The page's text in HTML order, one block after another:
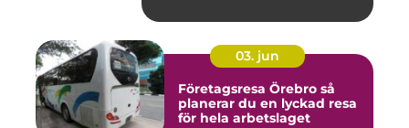
03. jun
Företagsresa Örebro så
planerar du en lyckad resa
för hela arbetslaget